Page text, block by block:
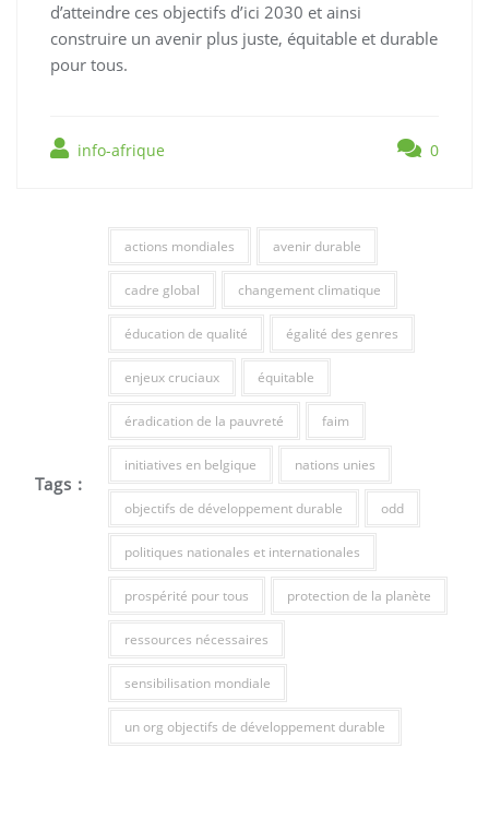
d’atteindre ces objectifs d’ici 2030 et ainsi
construire un avenir plus juste, équitable et durable
pour tous.
info-afrique 0
Tags :
actions mondiales avenir durable
cadre global changement climatique
éducation de qualité égalité des genres
enjeux cruciaux équitable
éradication de la pauvreté faim
initiatives en belgique nations unies
objectifs de développement durable odd
politiques nationales et internationales
prospérité pour tous protection de la planète
ressources nécessaires
sensibilisation mondiale
un org objectifs de développement durable